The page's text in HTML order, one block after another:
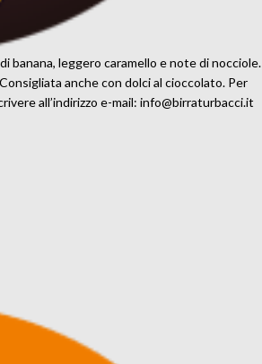
banana, leggero caramello e note di nocciole.
anche con dolci al cioccolato. Per
all’indirizzo e-mail: info@birraturbacci.it